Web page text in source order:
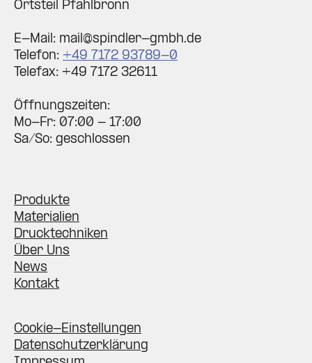
Ortsteil Pfahlbronn
E-Mail: mail@spindler-gmbh.de
Telefon: +49 7172 93789-0
Telefax: +49 7172 32611
Öffnungszeiten:
Mo-Fr: 07:00 - 17:00
Sa/So: geschlossen
Produkte
Materialien
Drucktechniken
Über Uns
News
Kontakt
Cookie-Einstellungen
Datenschutzerklärung